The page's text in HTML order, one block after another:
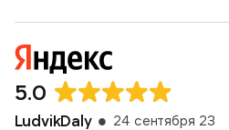
5.0
LudvikDaly
24 сентября 23